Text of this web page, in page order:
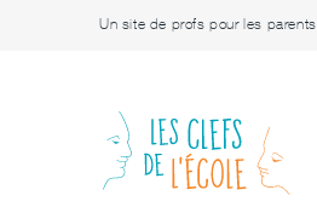
Un site de profs pour les parents